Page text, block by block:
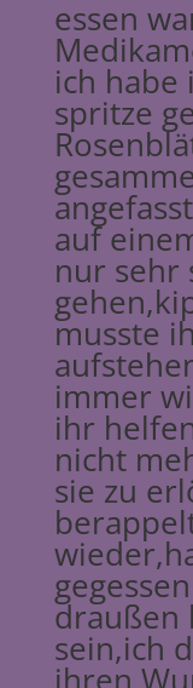
essen
ich
spritze
auf
nur sehr
musste
immer
ihr
nicht
sie zu
draußen
sein,ich
ihren